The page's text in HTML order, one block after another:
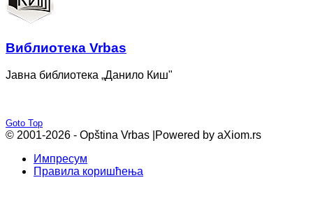
Bиблиотека Vrbas
Јавна библиотека „Данило Киш"
Goto Top
© 2001-2026 - Opština Vrbas | Powered by aXiom.rs
Импресум
Правила коришћења